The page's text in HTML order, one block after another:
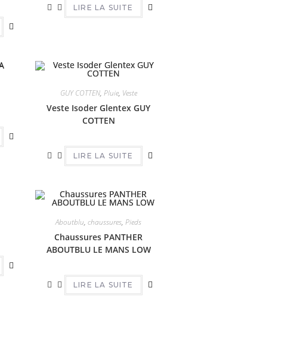
LIRE LA SUITE
GUY COTTEN, Pluie, Veste
Veste Isoder Glentex GUY
COTTEN
LIRE LA SUITE
Aboutblu,chaussures,Pieds
Chaussures PANTHER
ABOUTBLU LE MANS LOW
LIRE LA SUITE